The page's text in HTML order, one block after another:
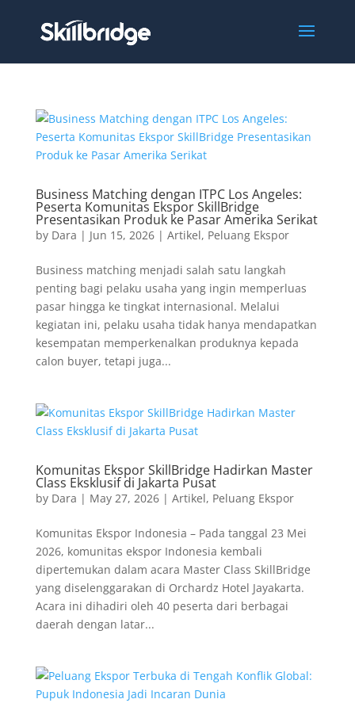
Business Matching dengan ITPC Los Angeles:
Peserta Komunitas Ekspor SkillBridge
Presentasikan Produk ke Pasar Amerika Serikat
by Dara | Jun 15, 2026| Artikel, Peluang Ekspor
Business matching menjadi salah satu langkah
penting bagi pelaku usaha yang ingin memperluas
pasar hingga ke tingkat internasional. Melalui
kegiatan ini, pelaku usaha tidak hanya mendapatkan
kesempatan memperkenalkan produknya kepada
calon buyer, tetapi juga...
Komunitas Ekspor SkillBridge Hadirkan Master
Class Eksklusif di Jakarta Pusat
by Dara | May 27, 2026| Artikel, Peluang Ekspor
Komunitas Ekspor Indonesia – Pada tanggal 23 Mei
2026, komunitas ekspor Indonesia kembali
dipertemukan dalam acara Master Class SkillBridge
yang diselenggarakan di Orchardz Hotel Jayakarta.
Acara ini dihadiri oleh 40 peserta dari berbagai
daerah dengan latar...